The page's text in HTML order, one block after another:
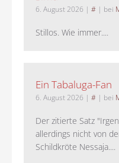
6. August 2026 | # | bei
Stillos. Wie immer....
Ein Tabaluga-Fan
6. August 2026 | # | bei
Der zitierte Satz
allerdings nicht von
Schildkröte Nessaja....